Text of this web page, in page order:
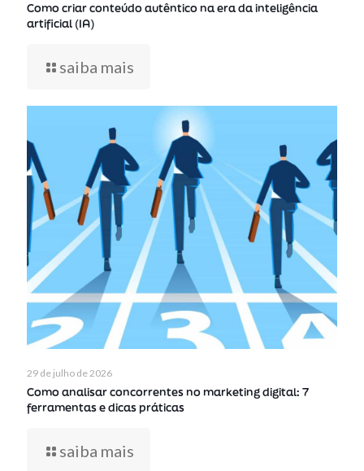
Como criar conteúdo autêntico na era da inteligência
artificial (IA)
saiba mais
29 de julho de 2026
Como analisar concorrentes no marketing digital: 7
ferramentas e dicas práticas
saiba mais